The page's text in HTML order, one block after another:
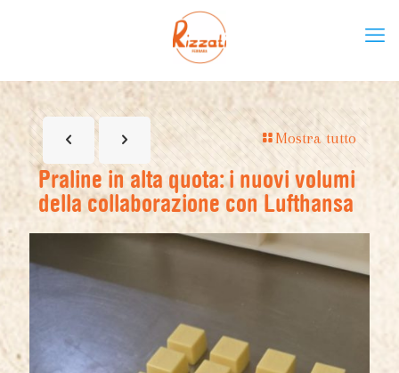
Mostra tutto
Praline in alta quota: i nuovi volumi
della collaborazione con Lufthansa